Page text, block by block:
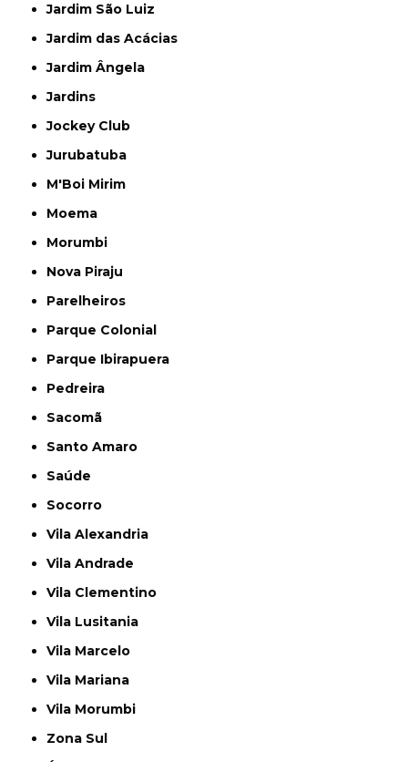
Jardim São Luiz
Jardim das Acácias
Jardim Ângela
Jardins
Jockey Club
Jurubatuba
M'Boi Mirim
Moema
Morumbi
Nova Piraju
Parelheiros
Parque Colonial
Parque Ibirapuera
Pedreira
Sacomã
Santo Amaro
Saúde
Socorro
Vila Alexandria
Vila Andrade
Vila Clementino
Vila Lusitania
Vila Marcelo
Vila Mariana
Vila Morumbi
Zona Sul